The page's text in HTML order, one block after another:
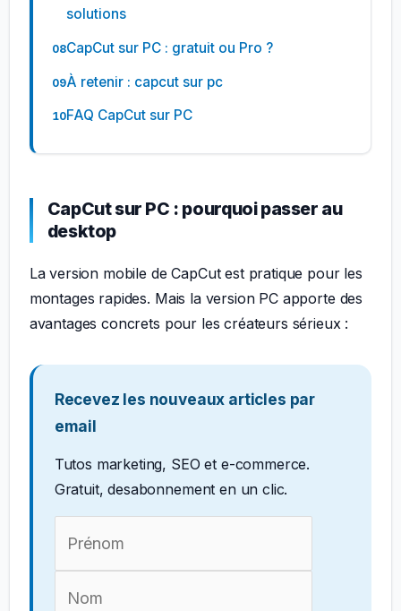
solutions
CapCut sur PC : gratuit ou Pro ?
À retenir : capcut sur pc
FAQ CapCut sur PC
CapCut sur PC : pourquoi passer au
desktop
La version mobile de CapCut est pratique pour les
montages rapides. Mais la version PC apporte des
avantages concrets pour les créateurs sérieux :
Recevez les nouveaux articles par
email
Tutos marketing, SEO et e-commerce.
Gratuit, desabonnement en un clic.